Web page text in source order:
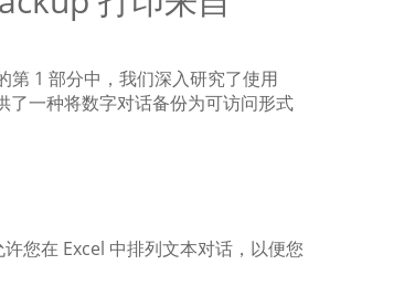
第 1 部分中，我们深入研究了使用
了一种将数字对话备份为可访问形式
您在 Excel 中排列文本对话，以便您